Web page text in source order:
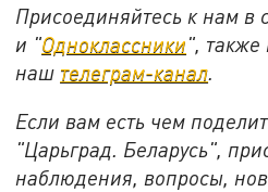
Присоединяйтесь к нам в
и "Одноклассники",
наш телеграм-канал
Если вам есть чем
"Царьград. Беларусь",
наблюдения, вопросы,